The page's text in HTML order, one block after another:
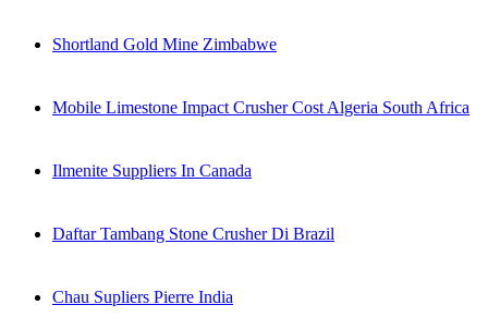
Shortland Gold Mine Zimbabwe
Mobile Limestone Impact Crusher Cost Algeria South Africa
Ilmenite Suppliers In Canada
Daftar Tambang Stone Crusher Di Brazil
Chau Supliers Pierre India